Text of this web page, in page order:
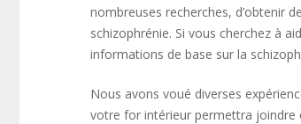
nombreuses recherches, d’obtenir
schizophrénie. Si vous cherchez à
informations de base sur la
Nous avons voué diverses
votre for intérieur permettra joindre